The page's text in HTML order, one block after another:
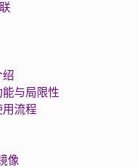
绍
与局限性
流程
像